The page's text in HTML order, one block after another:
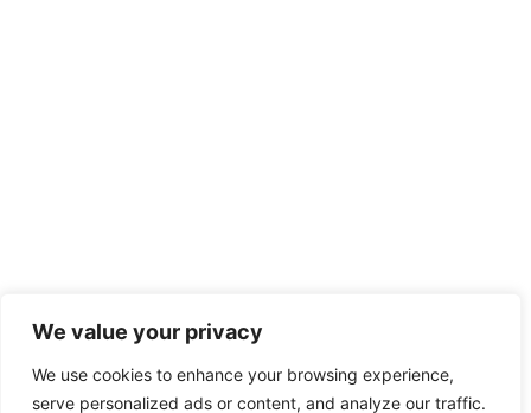
We value your privacy
We use cookies to enhance your browsing experience,
serve personalized ads or content, and analyze our traffic.